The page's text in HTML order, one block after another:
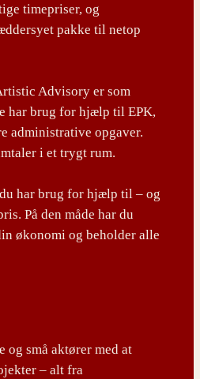
timepriser, og
pakke til netop
Advisory er som
har brug for hjælp til EPK,
administrative opgaver.
i et trygt rum.
har brug for hjælp til – og
På den måde har du
økonomi og beholder alle
og små aktører med at
– alt fra